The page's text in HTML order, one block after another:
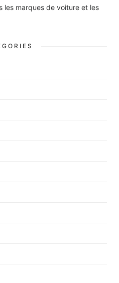
les marques de voiture et les